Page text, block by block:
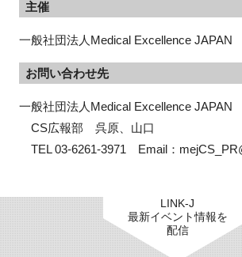
主催
一般社団法人Medical Excellence JAPAN
お問い合わせ先
一般社団法人Medical Excellence JAPAN
CS広報部　呉原、山口
TEL 03-6261-3971　Email：
LINK-J
最新イベント情報を
配信